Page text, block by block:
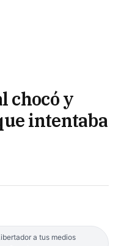
chocó y
intentaba
a tus medios